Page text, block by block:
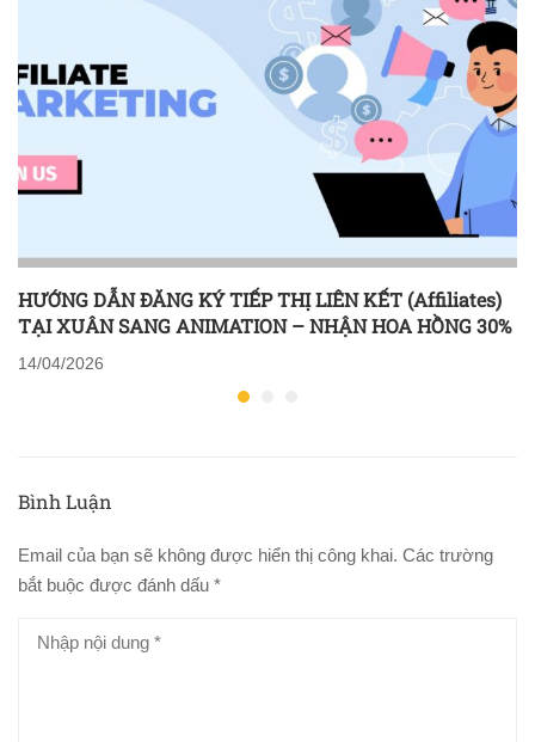
HƯỚNG DẪN ĐĂNG KÝ TIẾP THỊ LIÊN KẾT (Affiliates)
TẠI XUÂN SANG ANIMATION – NHẬN HOA HỒNG 30%
14/04/2026
Bình Luận
Email của bạn sẽ không được hiển thị công khai. Các trường
bắt buộc được đánh dấu *